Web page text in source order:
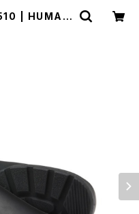
| HUMAN